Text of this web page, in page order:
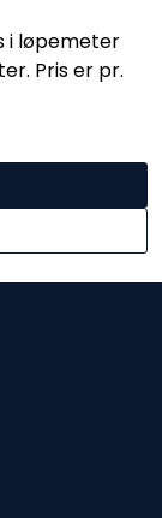
i løpemeter
Pris er pr.